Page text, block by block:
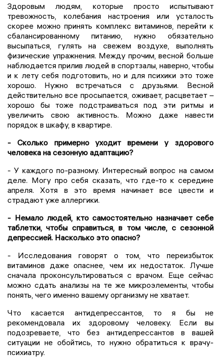
Здоровым людям, которые просто испытывают
тревожность, колебания настроения или усталость
скорее можно принять комплекс витаминов, перейти к
сбалансированному питанию, нужно обязательно
высыпаться, гулять на свежем воздухе, выполнять
физические упражнения. Между прочим, весной больше
наблюдается прилив людей в спортзалы, наверно, чтобы
и к лету себя подготовить, но и для психики это тоже
хорошо. Нужно встречаться с друзьями. Весной
действительно все просыпается, оживает, расцветает –
хорошо бы тоже подстраиваться под эти ритмы и
увеличить свою активность. Можно даже навести
порядок в шкафу, в квартире.
- Сколько примерно уходит времени у здорового
человека на сезонную адаптацию?
- У каждого по-разному. Интересный вопрос на самом
деле. Могу про себя сказать, что где-то к середине
апреля. Хотя в это время начинает все цвести и
страдают уже аллергики.
- Немало людей, кто самостоятельно назначает себе
таблетки, чтобы справиться, в том числе, с сезонной
депрессией. Насколько это опасно?
- Исследования говорят о том, что переизбыток
витаминов даже опаснее, чем их недостаток. Лучше
сначала проконсультироваться с врачом. Еще сейчас
можно сдать анализы на те же микроэлементы, чтобы
понять, чего именно вашему организму не хватает.
Что касается антидепрессантов, то я бы не
рекомендовала их здоровому человеку. Если вы
подозреваете, что без антидепрессантов в вашей
ситуации не обойтись, то нужно обратиться к врачу-
психиатру.